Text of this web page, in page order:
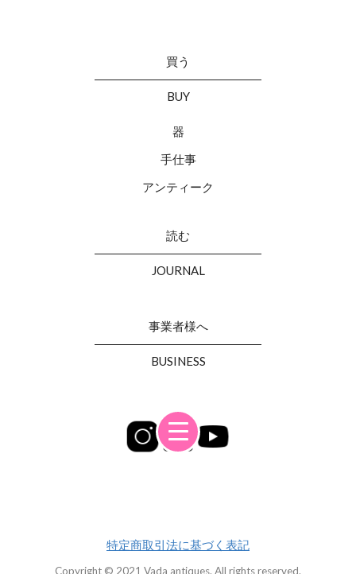
買う
BUY
器
手仕事
アンティーク
読む
JOURNAL
事業者様へ
BUSINESS
特定商取引法に基づく表記
Copyright © 2021 Vada antiques. All rights reserved.